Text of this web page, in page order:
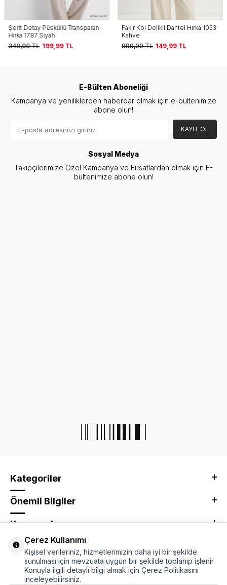
Şerit Detay Püsküllü Transparan
Hırka 1787 Siyah
349,00TL 199,99TL
Fakir Kol Delikli Dantel Hırka 1053
Kahve
999,00TL 149,99TL
E-Bülten Aboneliği
Kampanya ve yeniliklerden haberdar olmak için e-bültenimize
abone olun!
KAYIT OL
Sosyal Medya
Takipçilerimize Özel Kampanya ve Fırsatlardan olmak için E-
bültenimize abone olun!
Kategoriler
Önemli Bilgiler
Kurumsal
Adres & İletişim
Çerez Kullanımı
Kişisel verileriniz, hizmetlerimizin daha iyi bir şekilde
sunulması için mevzuata uygun bir şekilde toplanıp işlenir.
Konuyla ilgili detaylı bilgi almak için Çerez Politikasını
inceleyebilirsiniz.